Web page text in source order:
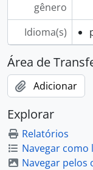
gênero
Idioma(s)
Área de
Adicionar
Explorar
Relatórios
Navegar como
Navegar pelos